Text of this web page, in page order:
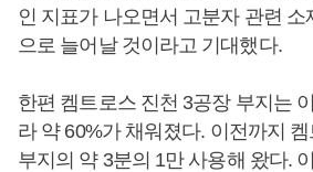
인 지표가 나오면서 고분자 관련 소
으로 늘어날 것이라고 기대했다.
한편 켐트로스 진천 3공장 부지는
라 약 60%가 채워졌다. 이전까지
부지의 약 3분의 1만 사용해 왔다.